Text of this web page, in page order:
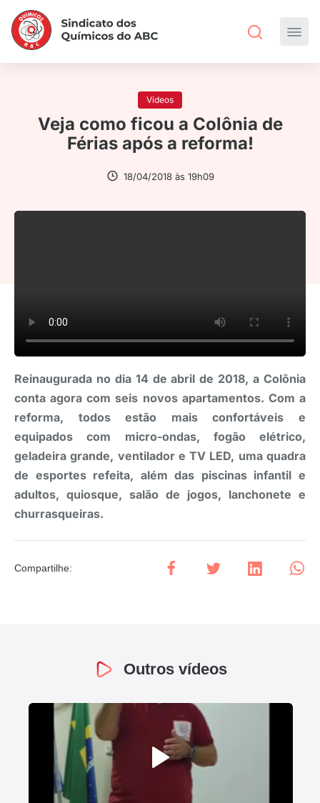
Vídeos
Veja como ficou a Colônia de
Férias após a reforma!
18/04/2018 às 19h09
Reinaugurada no dia 14 de abril de 2018, a Colônia
conta agora com seis novos apartamentos. Com a
reforma, todos estão mais confortáveis e
equipados com micro-ondas, fogão elétrico,
geladeira grande, ventilador e TV LED, uma quadra
de esportes refeita, além das piscinas infantil e
adultos, quiosque, salão de jogos, lanchonete e
churrasqueiras.
Compartilhe:
Outros vídeos